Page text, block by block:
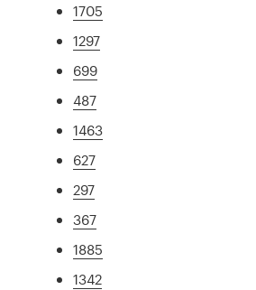
1705
1297
699
487
1463
627
297
367
1885
1342